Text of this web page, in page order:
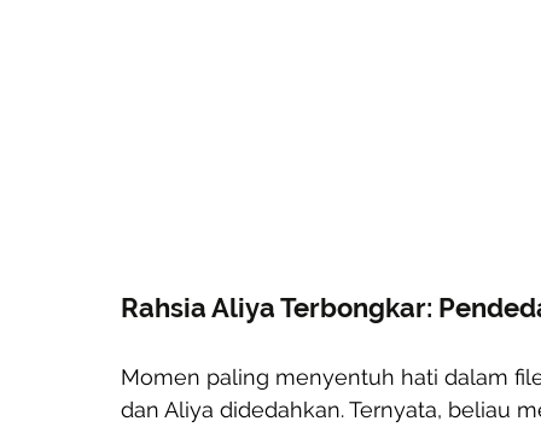
Rahsia Aliya Terbongkar:
Momen paling menyentuh hati dalam
dan Aliya didedahkan. Ternyata, beliau